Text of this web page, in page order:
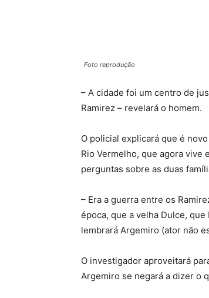
Foto reprodução
– A cidade foi um centro de
Ramirez – revelará o homem.
O policial explicará que é
Rio Vermelho, que agora vive
perguntas sobre as duas
– Era a guerra entre os
época, que a velha Dulce,
lembrará Argemiro (ator não
O investigador aproveitará
Argemiro se negará a dizer o